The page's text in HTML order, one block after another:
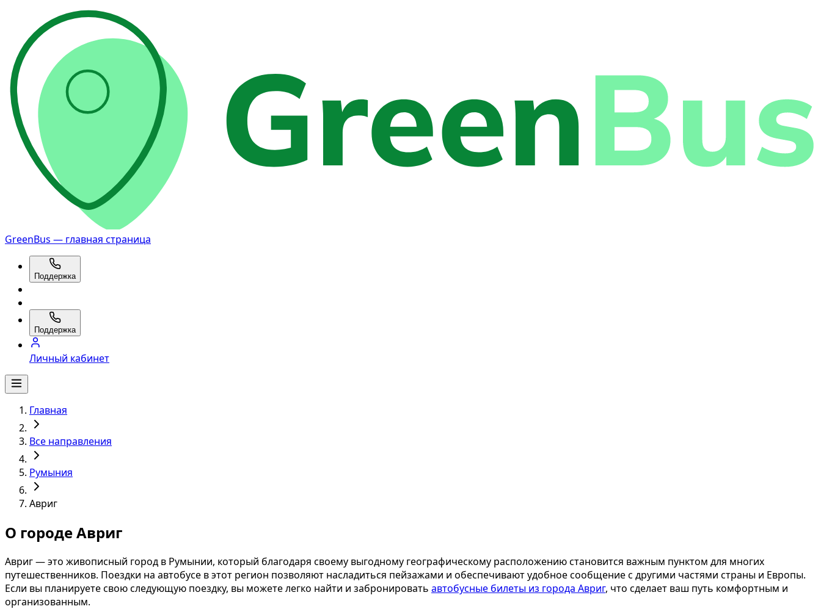
GreenBus — главная страница
Поддержка
Поддержка
Личный кабинет
Главная
Все направления
Румыния
Авриг
О городе Авриг
Авриг — это живописный город в Румынии, который благодаря своему выгодному географическому расположению становится важным пунктом для многих
путешественников. Поездки на автобусе в этот регион позволяют насладиться пейзажами и обеспечивают удобное сообщение с другими частями страны и Европы.
Если вы планируете свою следующую поездку, вы можете легко найти и забронировать автобусные билеты из города Авриг, что сделает ваш путь комфортным и
организованным.